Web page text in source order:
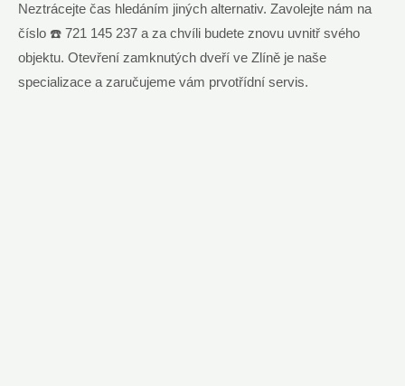
Neztrácejte čas hledáním jiných alternativ. Zavolejte nám na
číslo ☎️ 721 145 237 a za chvíli budete znovu uvnitř svého
objektu. Otevření zamknutých dveří ve Zlíně je naše
specializace a zaručujeme vám prvotřídní servis.